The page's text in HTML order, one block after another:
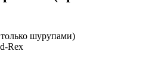
шурупами)
Rex